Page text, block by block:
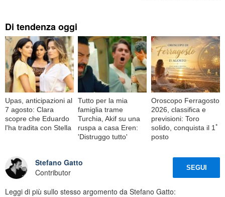
Di tendenza oggi
Upas, anticipazioni al
7 agosto: Clara
scopre che Eduardo
l'ha tradita con Stella
Tutto per la mia
famiglia trame
Turchia, Akif su una
ruspa a casa Eren:
'Distruggo tutto'
Oroscopo Ferragosto
2026, classifica e
previsioni: Toro
solido, conquista il 1ﾟ
posto
Stefano Gatto
Contributor
SEGUI
Leggi di più sullo stesso argomento da Stefano Gatto: